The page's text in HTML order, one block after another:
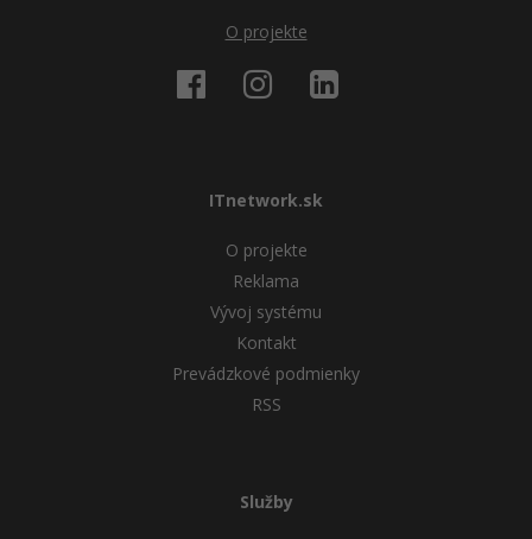
O projekte
ITnetwork.sk
O projekte
Reklama
Vývoj systému
Kontakt
Prevádzkové podmienky
RSS
Služby